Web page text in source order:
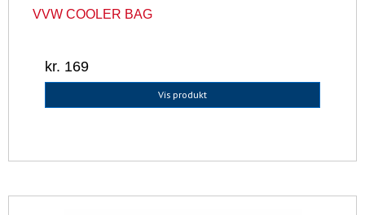
VVW COOLER BAG
kr. 169
Vis produkt